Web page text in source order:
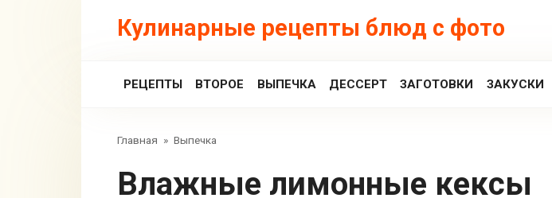
Кулинарные рецепты блюд с фото
РЕЦЕПТЫ ВТОРОЕ ВЫПЕЧКА ДЕССЕРТ ЗАГОТОВКИ ЗАКУСКИ
Главная » Выпечка
Влажные лимонные кексы